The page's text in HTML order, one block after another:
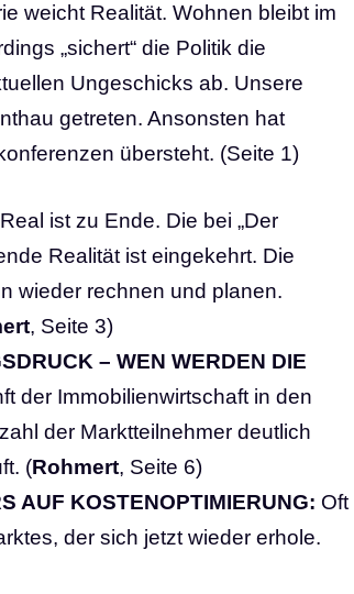
weicht Realität. Wohnen bleibt im
„sichert“ die Politik die
Ungeschicks ab. Unsere
getreten. Ansonsten hat
übersteht. (Seite 1)
ist zu Ende. Die bei „Der
Realität ist eingekehrt. Die
wieder rechnen und planen.
, Seite 3)
– WEN WERDEN DIE
der Immobilienwirtschaft in den
der Marktteilnehmer deutlich
(Rohmert, Seite 6)
AUF KOSTENOPTIMIERUNG: Oft
der sich jetzt wieder erhole.